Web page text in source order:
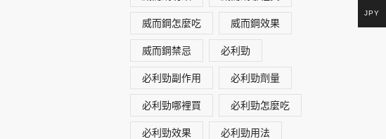
威而鋼怎麼吃 威而鋼效果
威而鋼禁忌 必利勁
必利勁副作用 必利勁劑量
必利勁哪裡買 必利勁怎麼吃
必利勁效果 必利勁用法
JPY